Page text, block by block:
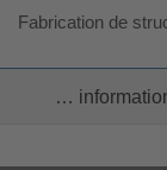
Fabrication de
…